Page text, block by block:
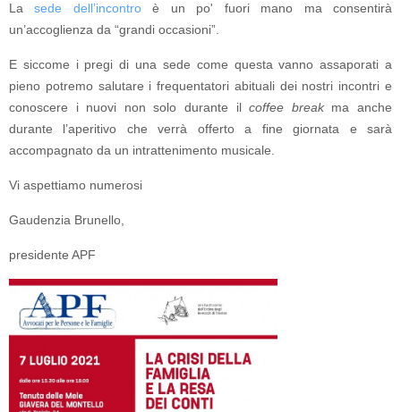
Lasede dell’incontroè un po' fuori mano ma consentirà
un’accoglienza da “grandi occasioni”.
E siccome i pregi di una sede come questa vanno assaporati a
pieno potremo salutare i frequentatori abituali dei nostri incontri e
conoscere i nuovi non solo durante ilcoffee break ma anche
durante l’aperitivo che verrà offerto a fine giornata e sarà
accompagnato da un intrattenimento musicale.
Vi aspettiamo numerosi
Gaudenzia Brunello,
presidente APF